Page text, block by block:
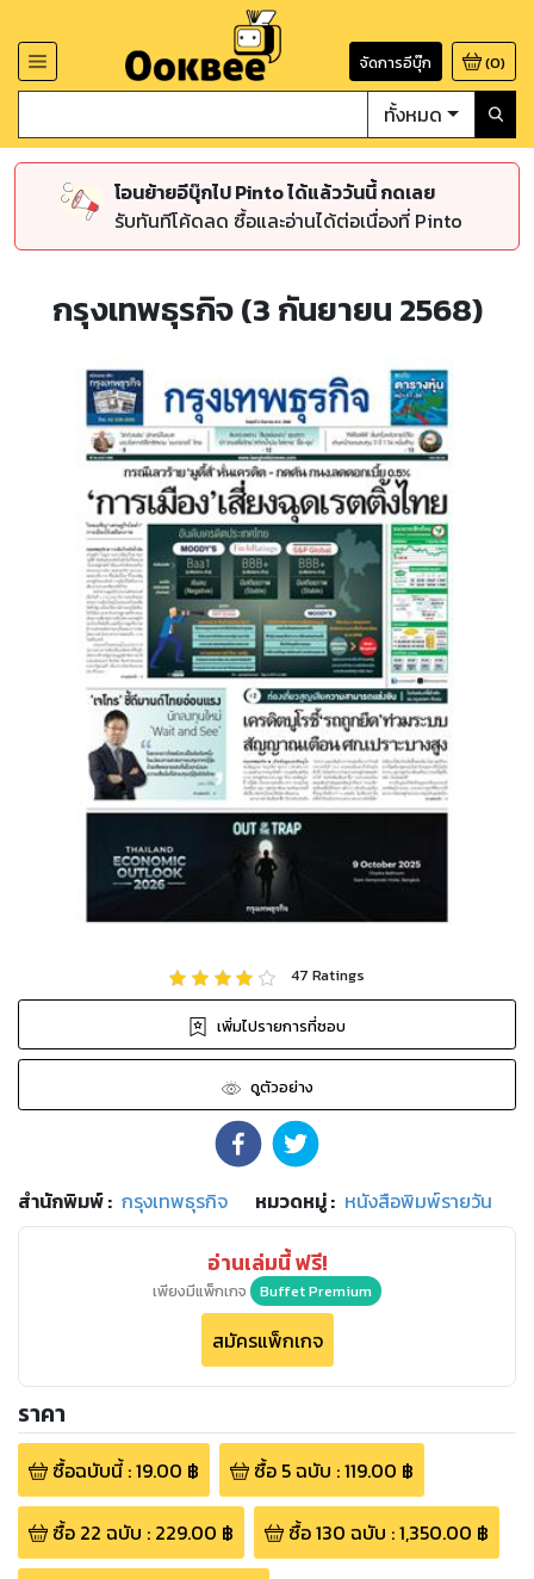
จัดการอีบุ๊ก (0)
ทั้งหมด
โอนย้ายอีบุ๊กไป Pinto ได้แล้ววันนี้ กดเลย
รับทันทีโค้ดลด ซื้อและอ่านได้ต่อเนื่องที่ Pinto
กรุงเทพธุรกิจ (3 กันยายน 2568)
47 Ratings
เพิ่มไปรายการที่ชอบ
ดูตัวอย่าง
สำนักพิมพ์: กรุงเทพธุรกิจ หมวดหมู่: หนังสือพิมพ์รายวัน
อ่านเล่มนี้ ฟรี!
เพียงมีแพ็กเกจ Buffet Premium
สมัครแพ็กเกจ
ราคา
ซื้อฉบับนี้:19.00 ฿ ซื้อ 5ฉบับ :119.00 ฿
ซื้อ 22 ฉบับ : 229.00 ฿ ซื้อ130 ฉบับ :1,350.00 ฿